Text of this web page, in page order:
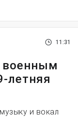
11:31
летняя
и вокал